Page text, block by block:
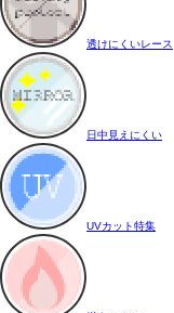
透けにくいレース
日中見えにくい
UVカット特集